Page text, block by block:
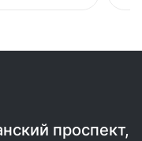
проспект,